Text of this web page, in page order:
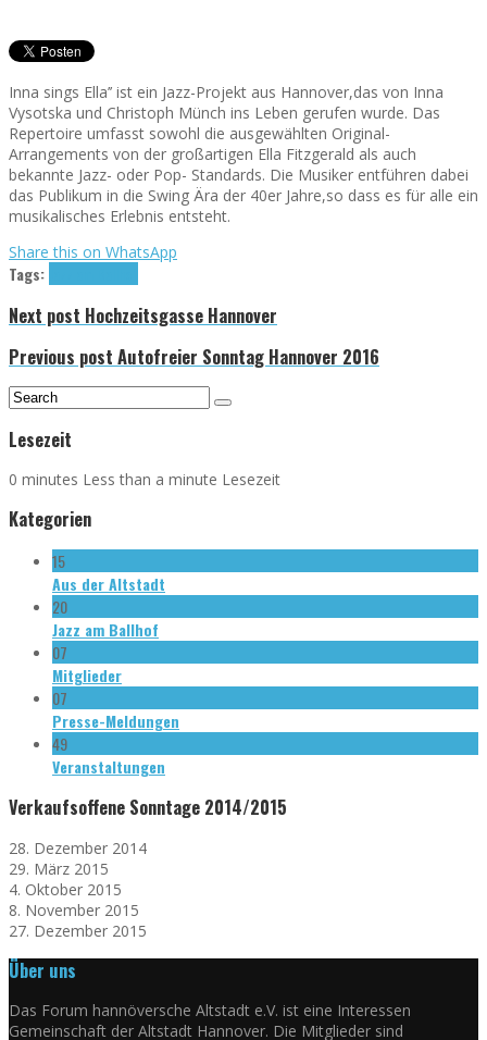
Inna sings Ella’’ ist ein Jazz-Projekt aus Hannover,das von Inna
Vysotska und Christoph Münch ins Leben gerufen wurde. Das
Repertoire umfasst sowohl die ausgewählten Original-
Arrangements von der großartigen Ella Fitzgerald als auch
bekannte Jazz- oder Pop- Standards. Die Musiker entführen dabei
das Publikum in die Swing Ära der 40er Jahre,so dass es für alle ein
musikalisches Erlebnis entsteht.
Share this on WhatsApp
Tags:
Next post Hochzeitsgasse Hannover
Previous post Autofreier Sonntag Hannover 2016
Lesezeit
0 minutes Less than a minute Lesezeit
Kategorien
15
Aus der Altstadt
20
Jazz am Ballhof
07
Mitglieder
07
Presse-Meldungen
49
Veranstaltungen
Verkaufsoffene Sonntage 2014/2015
28. Dezember 2014
29. März 2015
4. Oktober 2015
8. November 2015
27. Dezember 2015
Über uns
Das Forum hannöversche Altstadt e.V. ist eine Interessen
Gemeinschaft der Altstadt Hannover. Die Mitglieder sind